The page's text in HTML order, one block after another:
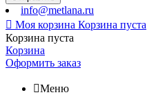
info@metlana.ru
 Моя корзина Корзина пуста
Корзина пуста
Корзина
Оформить заказ
Меню